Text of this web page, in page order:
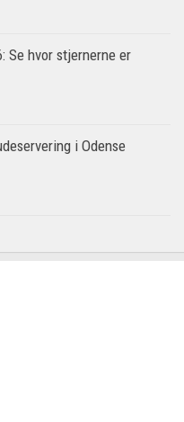
Se hvor stjernerne er
i Odense